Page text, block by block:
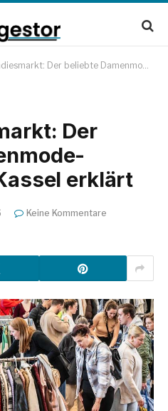
Der beliebte Damenmode-Flohmarkt in Kassel erklärt
Der
erklärt
Keine Kommentare